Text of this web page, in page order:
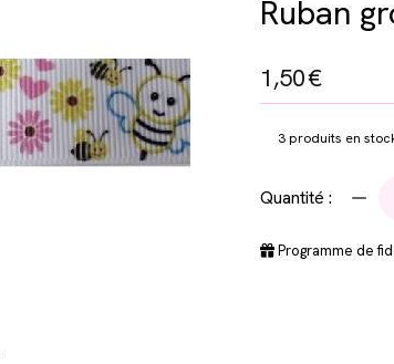
Ruban
1,50€
3produits en
Quantité :
Programme de